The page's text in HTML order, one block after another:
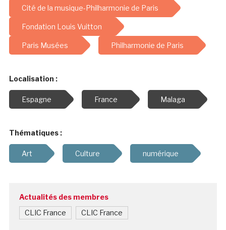
Cité de la musique-Philharmonie de Paris
Fondation Louis Vuitton
Paris Musées Philharmonie de Paris
Localisation :
Espagne France Malaga
Thématiques :
Art Culture numérique
Actualités des membres
CLIC France CLIC France